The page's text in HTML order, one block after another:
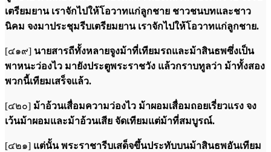
เตรียมยาน เราจักไปให้โอวาทแก่ลูกชาย ชาวชนบทและชาว
นิคม จงมาประชุมรีบเตรียมยาน เราจักไปให้โอวาทแก่ลูกชาย.
[๔๑๙] นายสารถีทั้งหลายจูงม้าที่เทียมรถและม้าสินธพซึ่งเป็น
พาหนะว่องไว มายังประตูพระราชวัง แล้วกราบทูลว่า ม้าทั้งสอง
พวกนี้เทียมเสร็จแล้ว.
[๔๒๐] ม้าอ้วนเสื่อมความว่องไว ม้าผอมเสื่อมถอยเรี่ยวแรง จง
เว้นม้าผอมและม้าอ้วนเสีย จัดเทียมแต่ม้าที่สมบูรณ์.
[๔๒๑] แต่นั้น พระราชารีบเสด็จขึ้นประทับบนม้าสินธพอันเทียม